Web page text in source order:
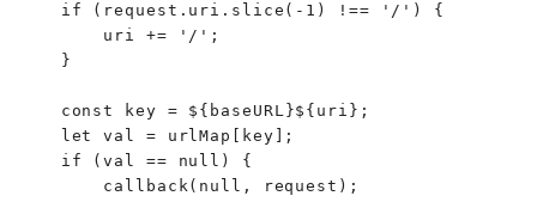
    if (request.uri.slice(-1) !== '/') {
        uri += '/';
    }
    const key =
${baseURL}${uri} ;
    let val = urlMap[key];
    if (val == null) {
        callback(null, request);